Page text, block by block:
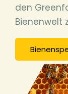
den
Bienenwelt